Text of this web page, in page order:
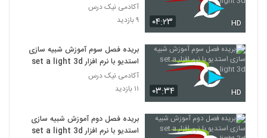
۰۴:۲۳ HD
آکادمی نیک درس
۹ بازدید
۰۳:۳۴ HD
بریده فصل سوم آموزش شبیه سازی
استدیو با نرم افزار set a light 3d
آکادمی نیک درس
۱۱ بازدید
بریده فصل دوم آموزش شبیه سازی
استدیو با نرم افزار set a light 3d